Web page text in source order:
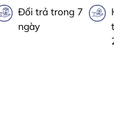
Đổi trả trong 7
ngày